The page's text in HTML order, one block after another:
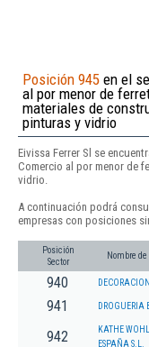
Posición 945 en el
al por menor de
materiales de
pinturas y vidrio
Eivissa Ferrer Sl se
Comercio al por menor de
vidrio.
A continuación podrá
empresas con posiciones
Posición
Sector
Nombre
940
941 DROGUERIA
942
KATHE
ESPAÑA S.L.